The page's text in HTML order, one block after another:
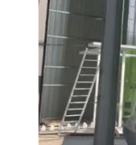
MAPPA
DEL
SITO